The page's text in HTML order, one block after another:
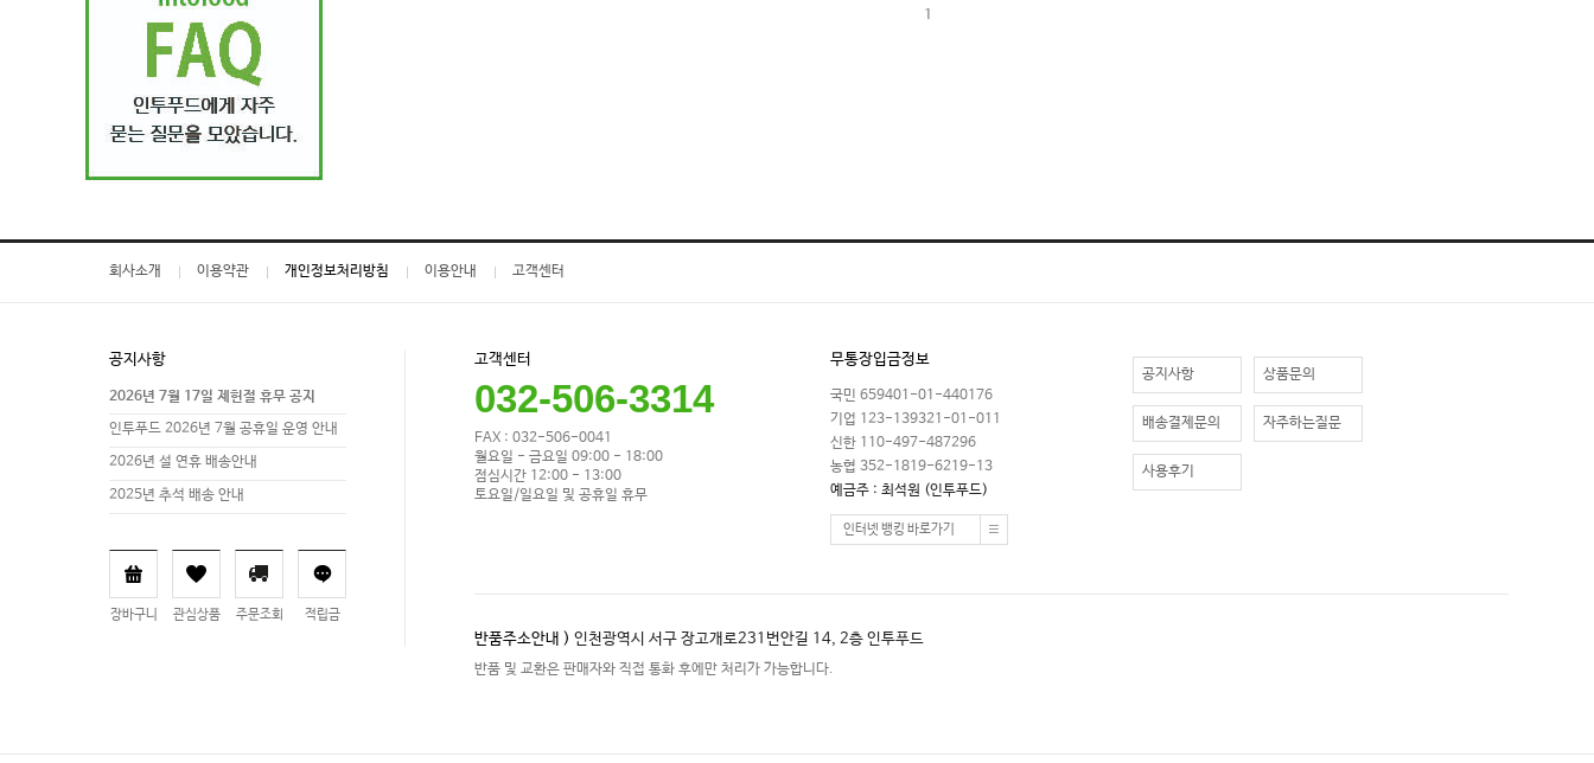
1
회사소개 이용약관 개인정보처리방침 이용안내 고객센터
공지사항
2026년 7월 17일 제헌절 휴무 공지
인투푸드 2026년 7월 공휴일 운영 안내
2026년 설 연휴 배송안내
2025년 추석 배송 안내
장바구니 관심상품 주문조회 적립금
고객센터
032-506-3314
FAX : 032-506-0041
월요일 - 금요일 09:00 - 18:00
점심시간 12:00 - 13:00
토요일/일요일 및 공휴일 휴무
무통장입금정보
국민 659401-01-440176
기업 123-139321-01-011
신한 110-497-487296
농협 352-1819-6219-13
예금주 : 최석원 (인투푸드)
인터넷 뱅킹 바로가기
공지사항 상품문의
배송결제문의 자주하는질문
사용후기
반품주소안내 ) 인천광역시 서구 장고개로231번안길 14, 2층 인투푸드
반품 및 교환은 판매자와 직접 통화 후에만 처리가 가능합니다.